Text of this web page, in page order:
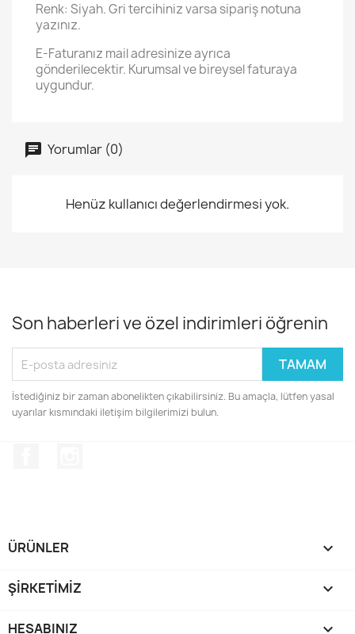
Renk: Siyah. Gri tercihiniz varsa sipariş notuna
yazınız.
E-Faturanız mail adresinize ayrıca
gönderilecektir. Kurumsal ve bireysel faturaya
uygundur.
Yorumlar (0)
Henüz kullanıcı değerlendirmesi yok.
Son haberleri ve özel indirimleri öğrenin
İstediğiniz bir zaman abonelikten çıkabilirsiniz. Bu amaçla, lütfen yasal
uyarılar kısmındaki iletişim bilgilerimizi bulun.
ÜRÜNLER 
ŞIRKETIMIZ 
HESABINIZ 